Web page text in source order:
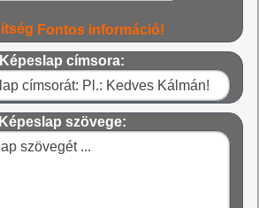
Fontos információ!
Képeslap címsora:
Képeslap szövege: